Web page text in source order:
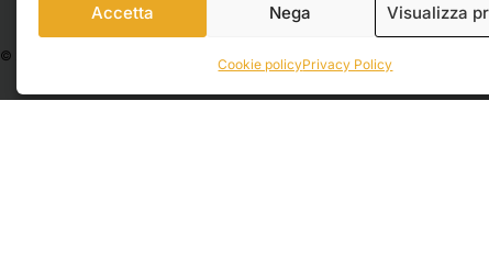
Accetta Nega Visualizza
Cookie policyPrivacy Policy
© 2026 Belle Arti Corbara, IT03736520408 – REA: FO – 314246. All rights